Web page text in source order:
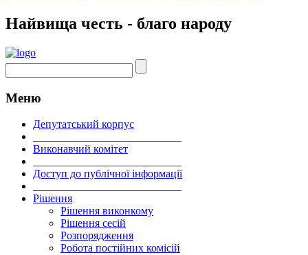
Найвища честь - благо народу
Меню
Депутатський корпус
Виконавчий комітет
Доступ до публічної інформації
Рішення
Рішення виконкому
Рішення сесій
Розпорядження
Робота постійних комісій